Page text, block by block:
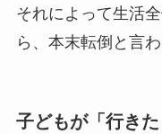
それによって生活
ら、本末転倒と言
子どもが「行き